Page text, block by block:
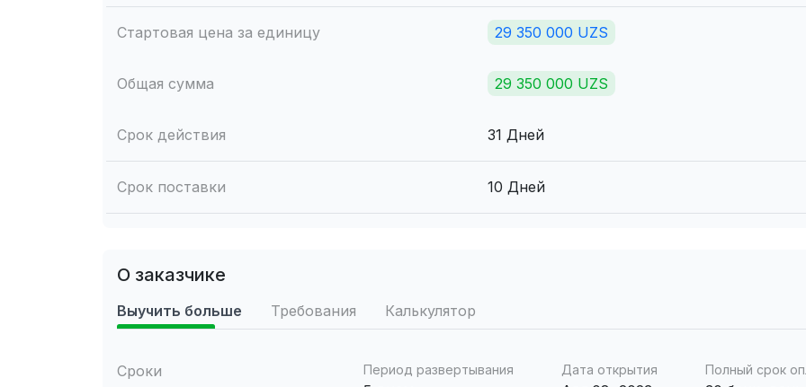
Стартовая цена за единицу 29 350 000 UZS
Общая сумма 29 350 000 UZS
Срок действия 31 Дней
Срок поставки 10 Дней
О заказчике
Выучить больше Требования Калькулятор
Сроки Период развертывания Дата открытия Полный срок